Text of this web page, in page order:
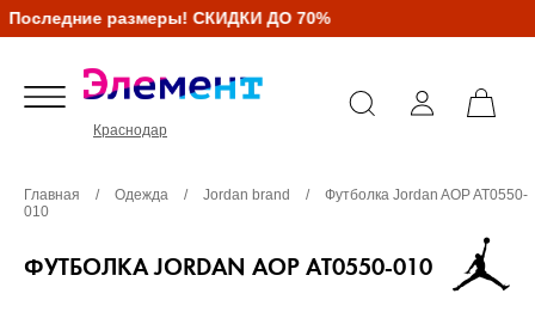
Последние размеры! СКИДКИ ДО 70%
Краснодар
Главная / Одежда / Jordan brand /
Футболка Jordan AOP AT0550-
010
ФУТБОЛКА JORDAN AOP AT0550-010